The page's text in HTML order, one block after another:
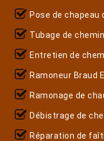
Pose de chapeau
Tubage de
Entretien de
Ramoneur Braud
Ramonage de
Débistrage de
Réparation de